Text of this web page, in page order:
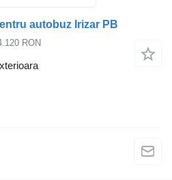
autobuz Irizar PB
RON